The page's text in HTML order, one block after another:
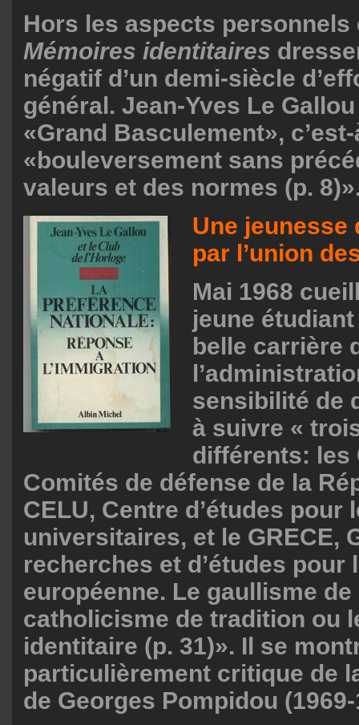
Hors les aspects personnels
Mémoires identitaires
négatif d’un demi-siècle
général. Jean-Yves Le
«Grand Basculement»,
«bouleversement sans
valeurs et des normes (p.
Une jeunesse
par l’union
Mai 1968
jeune
belle carrière
sensibilité de
à suivre «
différents: les
Comités de défense de la
CELU, Centre d’études pour
universitaires, et le GRECE,
recherches et d’études
européenne. Le gaullisme
catholicisme de tradition ou
identitaire (p. 31)». Il se
particulièrement critique de
de Georges Pompidou